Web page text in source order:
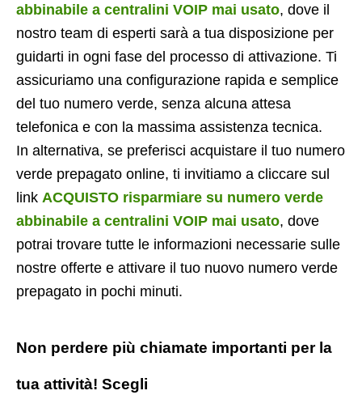
abbinabile a centralini VOIP mai usato, dove il
nostro team di esperti sarà a tua disposizione per
guidarti in ogni fase del processo di attivazione. Ti
assicuriamo una configurazione rapida e semplice
del tuo numero verde, senza alcuna attesa
telefonica e con la massima assistenza tecnica.
In alternativa, se preferisci acquistare il tuo numero
verde prepagato online, ti invitiamo a cliccare sul
link ACQUISTO risparmiare su numero verde
abbinabile a centralini VOIP mai usato, dove
potrai trovare tutte le informazioni necessarie sulle
nostre offerte e attivare il tuo nuovo numero verde
prepagato in pochi minuti.
Non perdere più chiamate importanti per la
tua attività! Scegli